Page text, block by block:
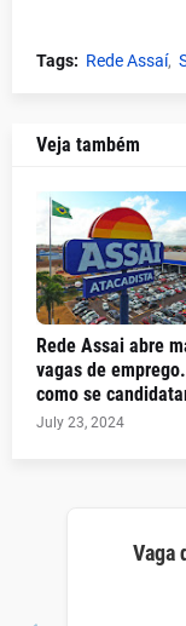
Tags: Rede Assaí
Veja também
Rede Assai abre
vagas de
como se
July 23, 2024
Vaga